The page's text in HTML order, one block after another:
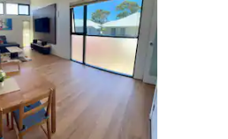
de 59 commentaires : 4,95 sur 5